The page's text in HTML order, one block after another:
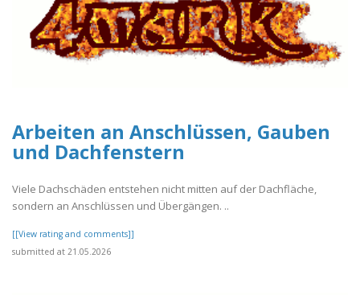
Arbeiten an Anschlüssen, Gauben
und Dachfenstern
Viele Dachschäden entstehen nicht mitten auf der Dachfläche,
sondern an Anschlüssen und Übergängen. ..
[[View rating and comments]]
submitted at 21.05.2026